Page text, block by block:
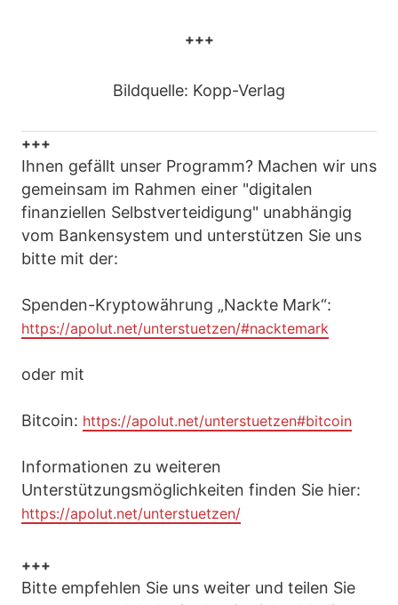
+++
Bildquelle: Kopp-Verlag
+++
Ihnen gefällt unser Programm? Machen wir uns
gemeinsam im Rahmen einer "digitalen
finanziellen Selbstverteidigung" unabhängig
vom Bankensystem und unterstützen Sie uns
bitte mit der:
Spenden-Kryptowährung „Nackte Mark“:
https://apolut.net/unterstuetzen/#nacktemark
oder mit
Bitcoin: https://apolut.net/unterstuetzen#bitcoin
Informationen zu weiteren
Unterstützungsmöglichkeiten finden Sie hier:
https://apolut.net/unterstuetzen/
+++
Bitte empfehlen Sie uns weiter und teilen Sie